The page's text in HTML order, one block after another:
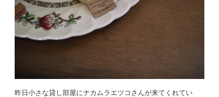
昨日小さな貸し部屋にナカムラエツコさんが来てくれてい